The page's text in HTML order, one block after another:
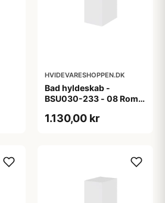
HVIDEVARESHOPPEN.DK
Bad hyldeskab -
BSU030-233 - 08 Roma
1.130,00 kr